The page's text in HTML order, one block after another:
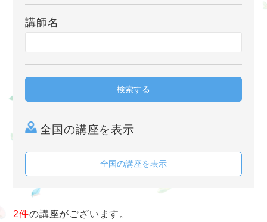
講師名
検索する
全国の講座を表示
全国の講座を表示
2件の講座がございます。